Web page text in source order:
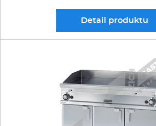
Transport, výdej a regen.
Vařiče a výrobníky těstovin
Detail produktu